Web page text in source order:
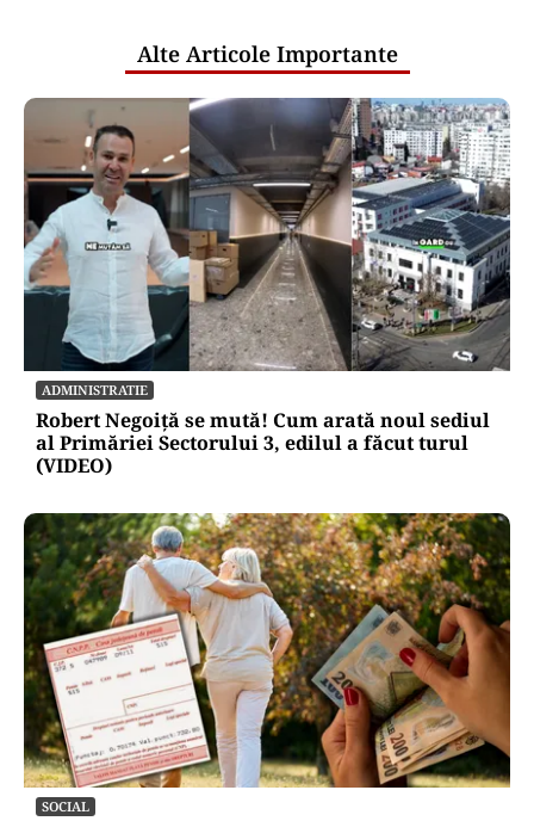
Alte Articole Importante
ADMINISTRATIE
Robert Negoiță se mută! Cum arată noul sediul
al Primăriei Sectorului 3, edilul a făcut turul
(VIDEO)
SOCIAL